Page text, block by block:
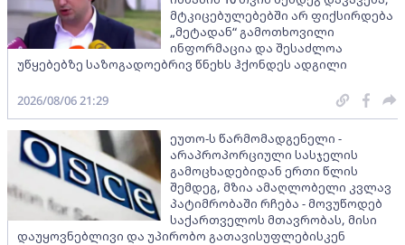
მტკიცებულებებში არ ფიქსირდება
„მეტადან“ გამოთხოვილი
ინფორმაცია და შესაძლოა
უწყებებზე საზოგადოებრივ წნეხს ჰქონდეს ადგილი
2026/08/06 21:29
ეუთო-ს წარმომადგენელი -
არაპროპორციული სასჯელის
გამოცხადებიდან ერთი წლის
შემდეგ, მზია ამაღლობელი კვლავ
პატიმრობაში რჩება - მოვუწოდებ
საქართველოს მთავრობას, მისი
დაუყოვნებლივი და უპირობო გათავისუფლებისკენ